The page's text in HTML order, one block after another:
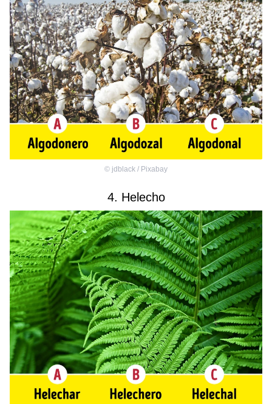
© jdblack / Pixabay
4. Helecho